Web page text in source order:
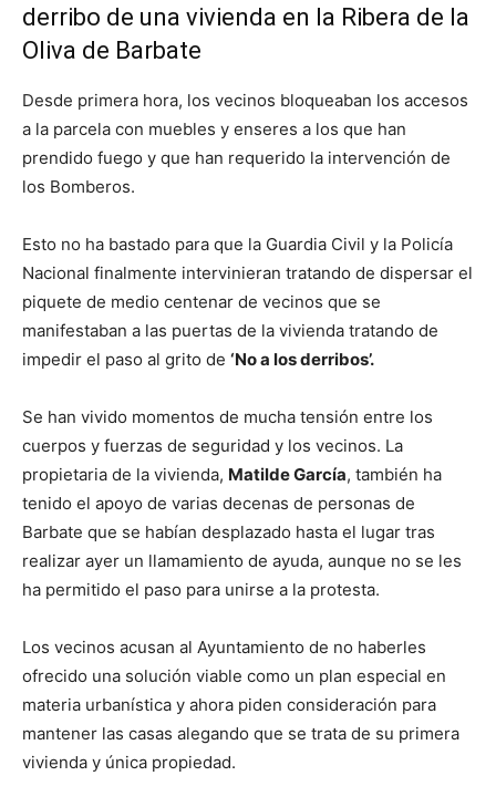
derribo de una vivienda en la Ribera de la
Oliva de Barbate
Desde primera hora, los vecinos bloqueaban los accesos
a la parcela con muebles y enseres a los que han
prendido fuego y que han requerido la intervención de
los Bomberos.
Esto no ha bastado para que la Guardia Civil y la Policía
Nacional finalmente intervinieran tratando de dispersar el
piquete de medio centenar de vecinos que se
manifestaban a las puertas de la vivienda tratando de
impedir el paso al grito de ‘No a los derribos’.
Se han vivido momentos de mucha tensión entre los
cuerpos y fuerzas de seguridad y los vecinos. La
propietaria de la vivienda, Matilde García, también ha
tenido el apoyo de varias decenas de personas de
Barbate que se habían desplazado hasta el lugar tras
realizar ayer un llamamiento de ayuda, aunque no se les
ha permitido el paso para unirse a la protesta.
Los vecinos acusan al Ayuntamiento de no haberles
ofrecido una solución viable como un plan especial en
materia urbanística y ahora piden consideración para
mantener las casas alegando que se trata de su primera
vivienda y única propiedad.